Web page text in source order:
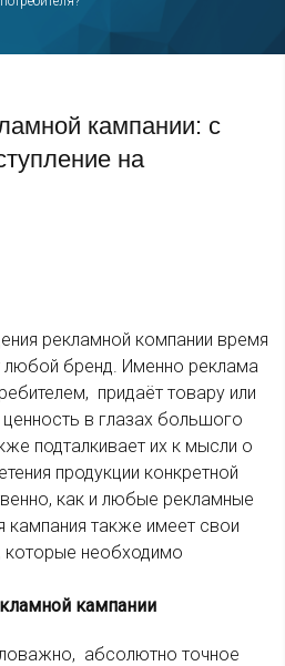
кампании: с
на
рекламной компании время
любой бренд. Именно реклама
придаёт товару или
в глазах большого
подталкивает их к мысли о
продукции конкретной
как и любые рекламные
кампания также имеет свои
которые необходимо
кампании
абсолютно точное